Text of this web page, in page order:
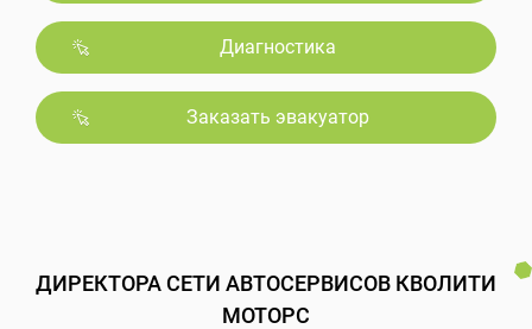
Диагностика
Заказать эвакуатор
ДИРЕКТОРА СЕТИ АВТОСЕРВИСОВ КВОЛИТИ
МОТОРС